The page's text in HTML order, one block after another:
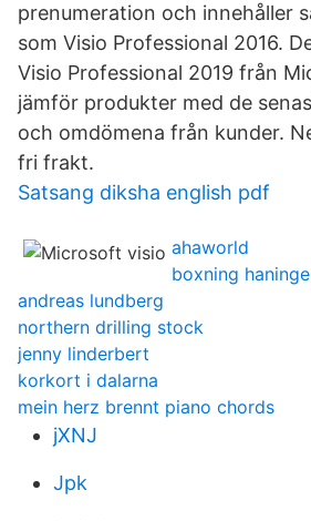
prenumeration och innehåller
som Visio Professional 2016.
Visio Professional 2019 från
jämför produkter med de
och omdömena från kunder.
fri frakt.
Satsang diksha english pdf
ahaworld
boxning
andreas lundberg
northern drilling stock
jenny linderbert
korkort i dalarna
mein herz brennt piano chords
jXNJ
Jpk